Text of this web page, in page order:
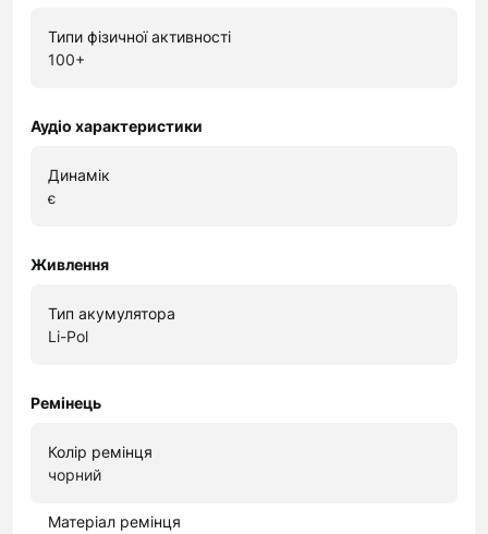
Типи фізичної активності
100+
Аудіо характеристики
Динамік
є
Живлення
Тип акумулятора
Li-Pol
Ремінець
Колір ремінця
чорний
Матеріал ремінця